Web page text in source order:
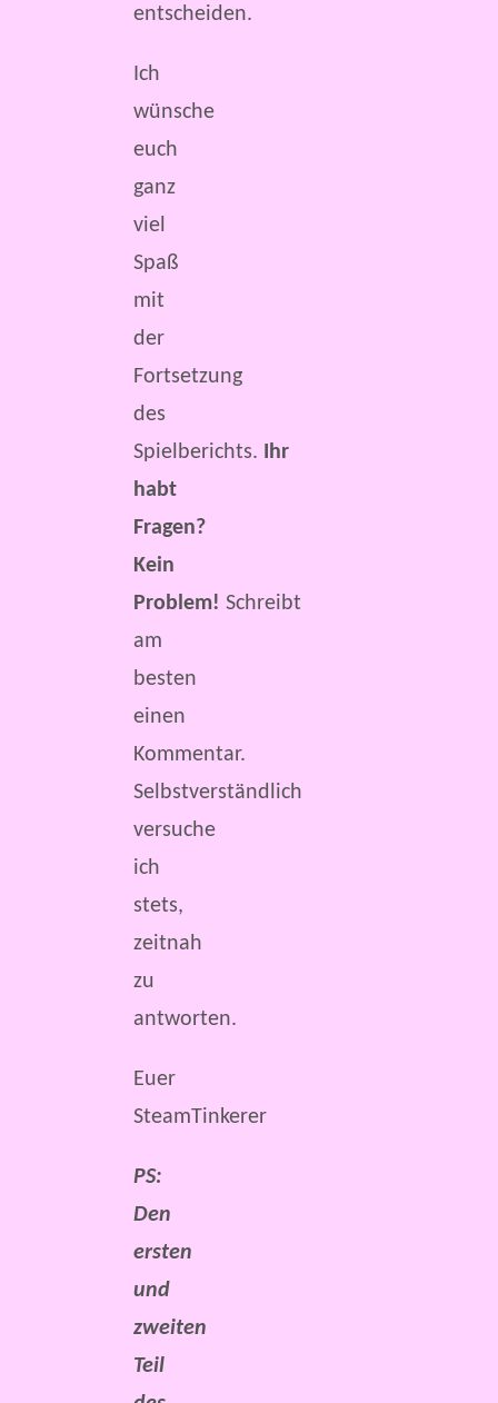
entscheiden.
Ich
wünsche
euch
ganz
viel
Spaß
mit
der
Fortsetzung
des
Spielberichts. Ihr
habt
Fragen?
Kein
Problem! Schreibt
am
besten
einen
Kommentar.
Selbstverständlich
versuche
ich
stets,
zeitnah
zu
antworten.
Euer
SteamTinkerer
PS:
Den
ersten
und
zweiten
Teil